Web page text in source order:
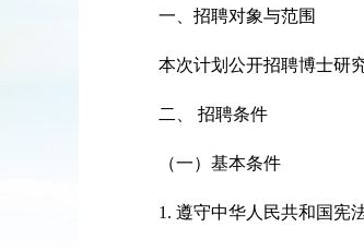
一、招聘对象与范围
本次计划公开招聘博士研
二、 招聘条件
（一）基本条件
1. 遵守中华人民共和国宪